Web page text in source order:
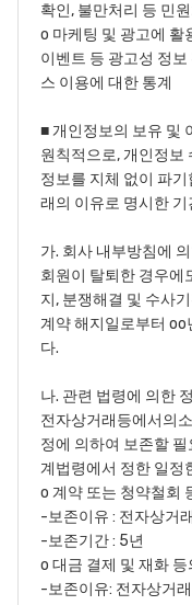
확인, 불만처리 등 민
o 마케팅 및 광고에 활
이벤트 등 광고성 정
스 이용에 대한 통계
■ 개인정보의 보유 및
원칙적으로, 개인정보
정보를 지체 없이 파
래의 이유로 명시한
가. 회사 내부방침에
회원이 탈퇴한 경우에
지, 분쟁해결 및 수사
계약 해지일로부터 oo
다.
나. 관련 법령에 의한
전자상거래등에서의
정에 의하여 보존할
계법령에서 정한 일정
o 계약 또는 청약철회
-보존이유 : 전자상거
-보존기간 : 5년
o 대금 결제 및 재화
-보존이유: 전자상거